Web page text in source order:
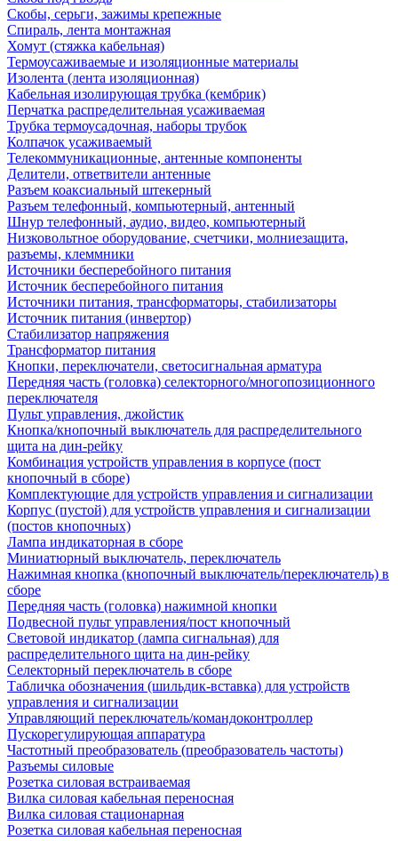
Скобы, серьги, зажимы крепежные
Спираль, лента монтажная
Хомут (стяжка кабельная)
Термоусаживаемые и изоляционные материалы
Изолента (лента изоляционная)
Кабельная изолирующая трубка (кембрик)
Перчатка распределительная усаживаемая
Трубка термоусадочная, наборы трубок
Колпачок усаживаемый
Телекоммуникационные, антенные компоненты
Делители, ответвители антенные
Разъем коаксиальный штекерный
Разъем телефонный, компьютерный, антенный
Шнур телефонный, аудио, видео, компьютерный
Низковольтное оборудование, счетчики, молниезащита,
разъемы, клеммники
Источники бесперебойного питания
Источник бесперебойного питания
Источники питания, трансформаторы, стабилизаторы
Источник питания (инвертор)
Стабилизатор напряжения
Трансформатор питания
Кнопки, переключатели, светосигнальная арматура
Передняя часть (головка) селекторного/многопозиционного
переключателя
Пульт управления, джойстик
Кнопка/кнопочный выключатель для распределительного
щита на дин-рейку
Комбинация устройств управления в корпусе (пост
кнопочный в сборе)
Комплектующие для устройств управления и сигнализации
Корпус (пустой) для устройств управления и сигнализации
(постов кнопочных)
Лампа индикаторная в сборе
Миниатюрный выключатель, переключатель
Нажимная кнопка (кнопочный выключатель/переключатель) в
сборе
Передняя часть (головка) нажимной кнопки
Подвесной пульт управления/пост кнопочный
Световой индикатор (лампа сигнальная) для
распределительного щита на дин-рейку
Селекторный переключатель в сборе
Табличка обозначения (шильдик-вставка) для устройств
управления и сигнализации
Управляющий переключатель/командоконтроллер
Пускорегулирующая аппаратура
Частотный преобразователь (преобразователь частоты)
Разъемы силовые
Розетка силовая встраиваемая
Вилка силовая кабельная переносная
Вилка силовая стационарная
Розетка силовая кабельная переносная